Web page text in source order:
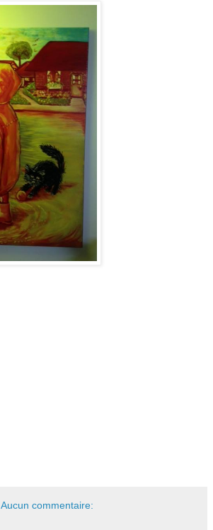
Aucun commentaire: